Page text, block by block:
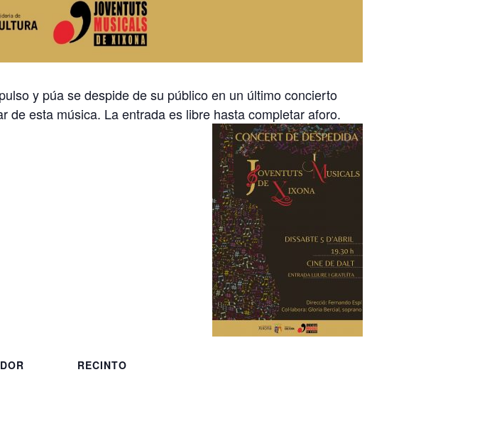
y púa se despide de su público en un último concierto
esta música. La entrada es libre hasta completar aforo.
RECINTO